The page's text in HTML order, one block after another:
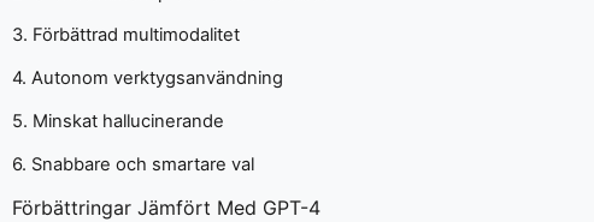
3. Förbättrad multimodalitet
4. Autonom verktygsanvändning
5. Minskat hallucinerande
6. Snabbare och smartare val
Förbättringar Jämfört Med GPT-4